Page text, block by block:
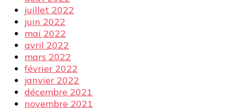
juillet 2022
juin 2022
mai 2022
avril 2022
mars 2022
février 2022
janvier 2022
décembre 2021
novembre 2021